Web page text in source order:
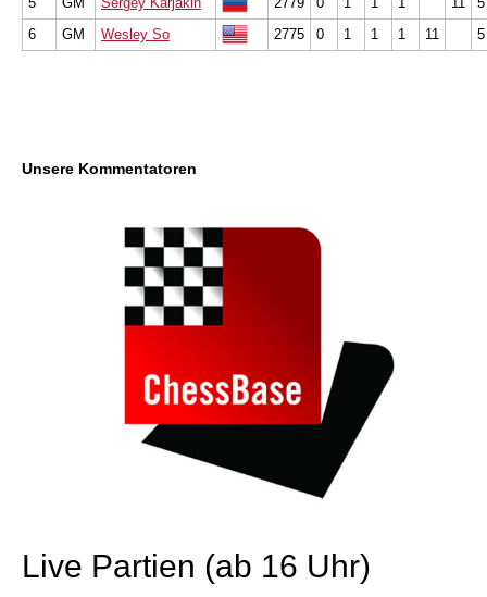
6
GM Wesley So 2775 0 1 1 1 11
Unsere Kommentatoren
Live Partien (ab 16 Uhr)